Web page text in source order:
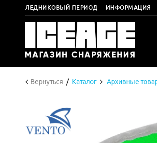
ЛЕДНИКОВЫЙ ПЕРИОД ИНФОРМАЦИЯ
Вернуться Каталог Архивные